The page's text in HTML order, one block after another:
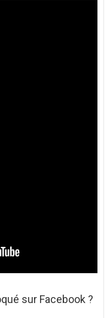
sur Facebook ?